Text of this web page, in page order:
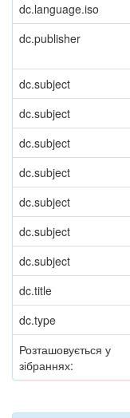
dc.language.iso
dc.publisher
dc.subject
dc.subject
dc.subject
dc.subject
dc.subject
dc.subject
dc.subject
dc.title
dc.type
Розташовується у
зібраннях: